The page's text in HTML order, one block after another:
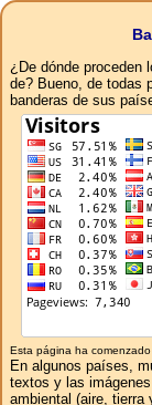
¿De dónde proceden
de? Bueno, de todas
banderas de sus
Esta página ha
En algunos países,
textos y las
ambiental (aire, tierra